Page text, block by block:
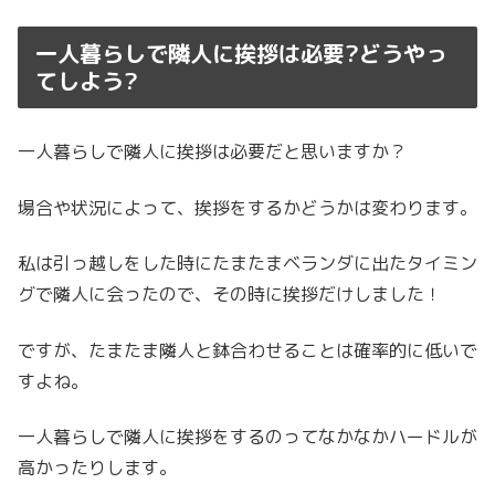
一人暮らしで隣人に挨拶は必要?どうやっ
てしよう?
一人暮らしで隣人に挨拶は必要だと思いますか？
場合や状況によって、挨拶をするかどうかは変わります。
私は引っ越しをした時にたまたまベランダに出たタイミン
グで隣人に会ったので、その時に挨拶だけしました！
ですが、たまたま隣人と鉢合わせることは確率的に低いで
すよね。
一人暮らしで隣人に挨拶をするのってなかなかハードルが
高かったりします。